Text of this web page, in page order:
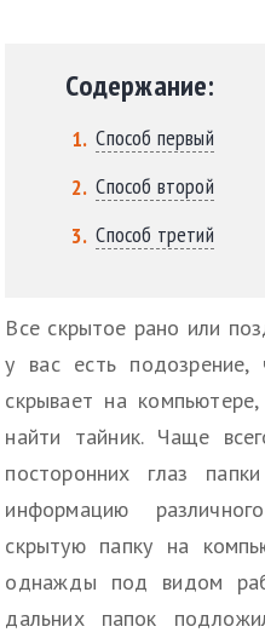
Содержание:
Способ первый
Способ второй
Способ третий
Все скрытое рано или
у вас есть
скрывает на
найти тайник. Чаще
посторонних глаз
информацию
скрытую папку на
однажды под видом
дальних папок